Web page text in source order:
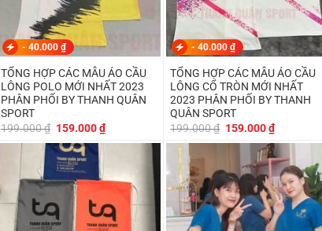
- 40.000 ₫
TỔNG HỢP CÁC MẪU ÁO CẦU
LÔNG POLO MỚI NHẤT 2023
PHÂN PHỐI BY THANH QUÂN
SPORT
199.000₫ Giá
là:
199.000 ₫.
159.000₫Giá
hiện
159.000 ₫.
-40.000₫
TỔNG HỢP CÁC MẪU ÁO CẦU
LÔNG CỔ TRÒN MỚI NHẤT
2023 PHÂN PHỐI BY THANH
QUÂN SPORT
199.000₫ Giá
199.000 ₫.
159.000₫Giá
hiện
tại
là:
159.000 ₫.